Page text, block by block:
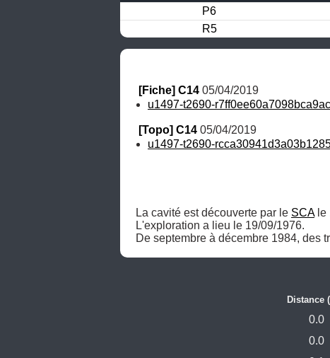
P6
R5
[Fiche] C14 05/04/2019
u1497-t2690-
[Topo] C14 05/04/2019
u1497-t2690-
La cavité est découverte par le SCA le
L'exploration a lieu le 19/09/1976.
De septembre à décembre 1984, des
Distance
0.0
0.0